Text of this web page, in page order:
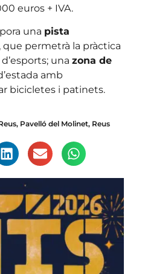
euros + IVA.
una pista
, que permetrà la pràctica
una zona de
amb
bicicletes i patinets.
, Pavelló del Molinet, Reus